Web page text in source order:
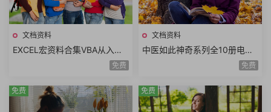
文档资料
EXCEL宏资料合集VBA从入门
到精通一键搞定Excel最强教科
免费
文档资料
中医如此神奇系列全10册电子
高清版拔罐刮痧食疗药膳熏蒸
免费
免费 免费